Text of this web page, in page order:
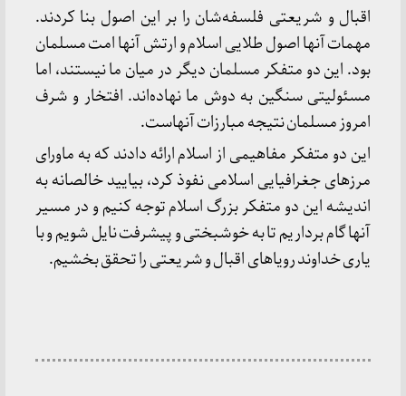
اقبال و شریعتی فلسفه‌شان را بر این اصول بنا کردند.
مهمات آنها اصول طلایی اسلام و ارتش آنها امت مسلمان
بود. این دو متفکر مسلمان دیگر در میان ما نیستند، اما
مسئولیتی سنگین به دوش ما نهاده‌اند. افتخار و شرف
امروز مسلمان نتیجه مبارزات آنهاست.
این دو متفکر مفاهیمی از اسلام ارائه دادند که به ماورای
مرزهای جغرافیایی اسلامی نفوذ کرد، بیایید خالصانه به
اندیشه این دو متفکر بزرگ اسلام توجه کنیم و در مسیر
آنها گام برداریم تا به خوشبختی و پیشرفت نایل شویم و با
یاری خداوند رویاهای اقبال و شریعتی را تحقق بخشیم.